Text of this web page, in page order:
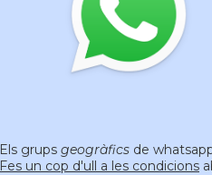
Els grups geogràfics de
Fes un cop d'ull a les condicions